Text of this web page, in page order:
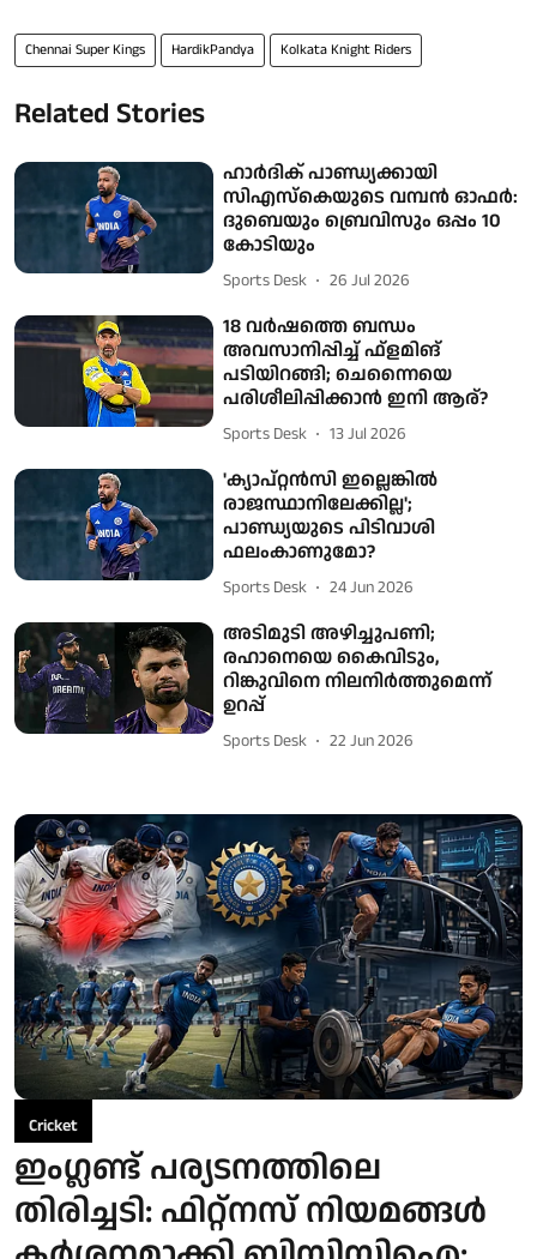
Chennai Super Kings HardikPandya Kolkata Knight Riders
Related Stories
ഹാർദിക് പാണ്ഡ്യക്കായി
സിഎസ്‌കെയുടെ വമ്പൻ ഓഫർ:
ദുബെയും ബ്രെവിസും ഒപ്പം 10
കോടിയും
Sports Desk 26 Jul 2026
18 വർഷത്തെ ബന്ധം
അവസാനിപ്പിച്ച് ഫ്‌ളമിങ്
പടിയിറങ്ങി; ചെന്നൈയെ
പരിശീലിപ്പിക്കാൻ ഇനി ആര്?
Sports Desk 13 Jul 2026
'ക്യാപ്റ്റൻസി ഇല്ലെങ്കിൽ
രാജസ്ഥാനിലേക്കില്ല';
പാണ്ഡ്യയുടെ പിടിവാശി
ഫലംകാണുമോ?
Sports Desk 24 Jun 2026
അടിമുടി അഴിച്ചുപണി;
രഹാനെയെ കൈവിടും,
റിങ്കുവിനെ നിലനിർത്തുമെന്ന്
ഉറപ്പ്
Sports Desk 22 Jun 2026
Cricket
ഇംഗ്ലണ്ട് പര്യടനത്തിലെ
തിരിച്ചടി: ഫിറ്റ്നസ് നിയമങ്ങൾ